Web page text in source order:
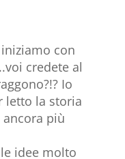
con
credete al
Io
letto la storia
più
idee molto